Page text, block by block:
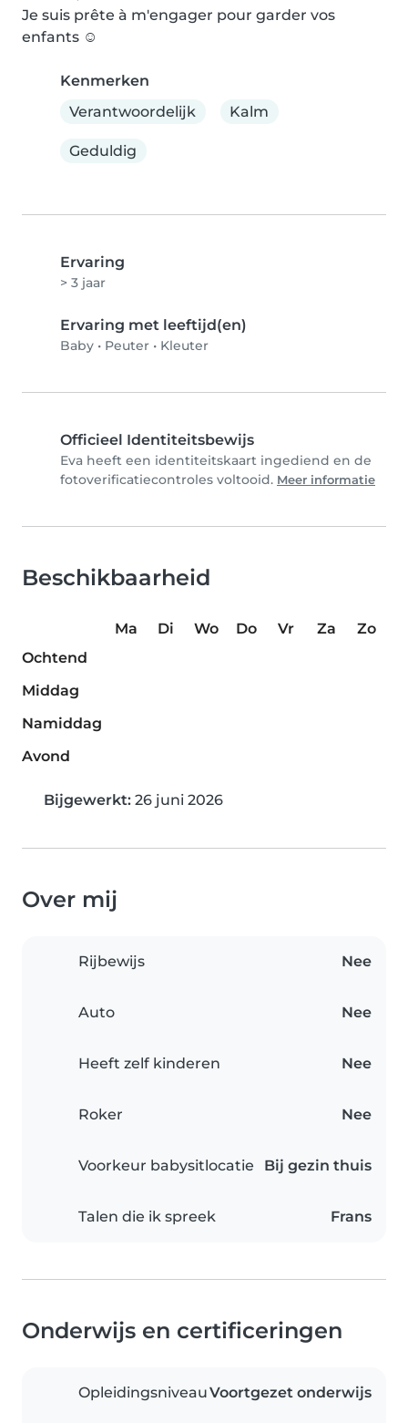
Je suis prête à m'engager pour garder vos
enfants ☺️
Kenmerken
Verantwoordelijk
Kalm
Geduldig
Ervaring
> 3 jaar
Ervaring met leeftijd(en)
Baby • Peuter • Kleuter
Officieel Identiteitsbewijs
Eva heeft een identiteitskaart ingediend en de
fotoverificatiecontroles voltooid. Meer informatie
Beschikbaarheid
Ma Di Wo Do Vr Za
Zo
Ochtend
Middag
Namiddag
Avond
Bijgewerkt: 26 juni 2026
Over mij
Rijbewijs Nee
Auto Nee
Heeft zelf kinderen Nee
Roker Nee
Voorkeur babysitlocatie Bij gezin thuis
Talen die ik spreek Frans
Onderwijs en certificeringen
OpleidingsniveauVoortgezet onderwijs